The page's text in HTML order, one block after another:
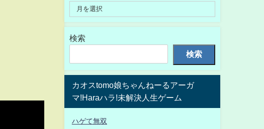
検索
検索
カオスtomo娘ちゃんねーるアーガ
マ!Haraハラ!未解決人生ゲーム
ハゲて無双